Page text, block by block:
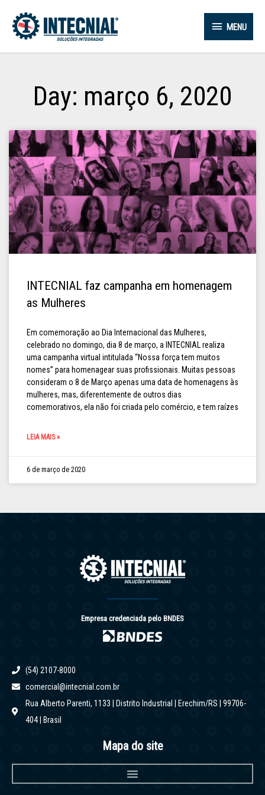
MENU
Day: março 6, 2020
INTECNIAL faz campanha em homenagem
as Mulheres
Em comemoração ao Dia Internacional das Mulheres,
celebrado no domingo, dia 8 de março, a INTECNIAL realiza
uma campanha virtual intitulada “Nossa força tem muitos
nomes” para homenagear suas profissionais. Muitas pessoas
consideram o 8 de Março apenas uma data de homenagens às
mulheres, mas, diferentemente de outros dias
comemorativos, ela não foi criada pelo comércio, e tem raízes
LEIA MAIS »
6 de março de 2020
Empresa credenciada pelo BNDES
(54) 2107-8000
comercial@intecnial.com.br
Rua Alberto Parenti, 1133 | Distrito Industrial | Erechim/RS | 99706-
404 | Brasil
Mapa do site